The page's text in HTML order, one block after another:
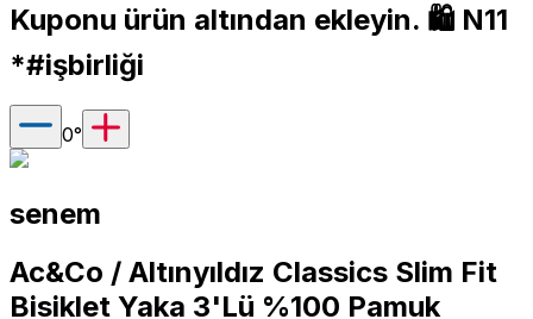
Kuponu ürün altından ekleyin. 🛍 N11
*#işbirliği
0°
senem
Ac&Co / Altınyıldız Classics Slim Fit
Bisiklet Yaka 3'Lü %100 Pamuk